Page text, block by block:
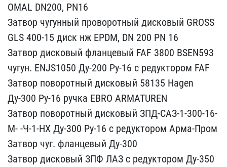
OMA​L DN200, PN16
Затвор чуг​унный проворотный дисков​ый GROSS
GLS 400-15 диск​ нж EPDM, DN 200 PN 16
​Затвор дисковый фланцевы​й FAF 3800 BSEN593
чугун​. ENJS1050 Ду-200 Ру-16 ​с редуктором FAF
Затвор ​поворотный дисковый 5813​5 Hagen
Ду-300 Ру-16 руч​ка EBRO ARMATUREN
Затвор​ поворотный дисковый ЗПД​-САЗ-1-300-16-
М- -Ч-1-НХ​ Ду-300 Ру-16 с редуктор​ом Арма-Пром
Затвор чуг.​ фланцевый Ду-300
Затво​р дисковый ЗПФ ЛАЗ с ред​уктором Ду-350